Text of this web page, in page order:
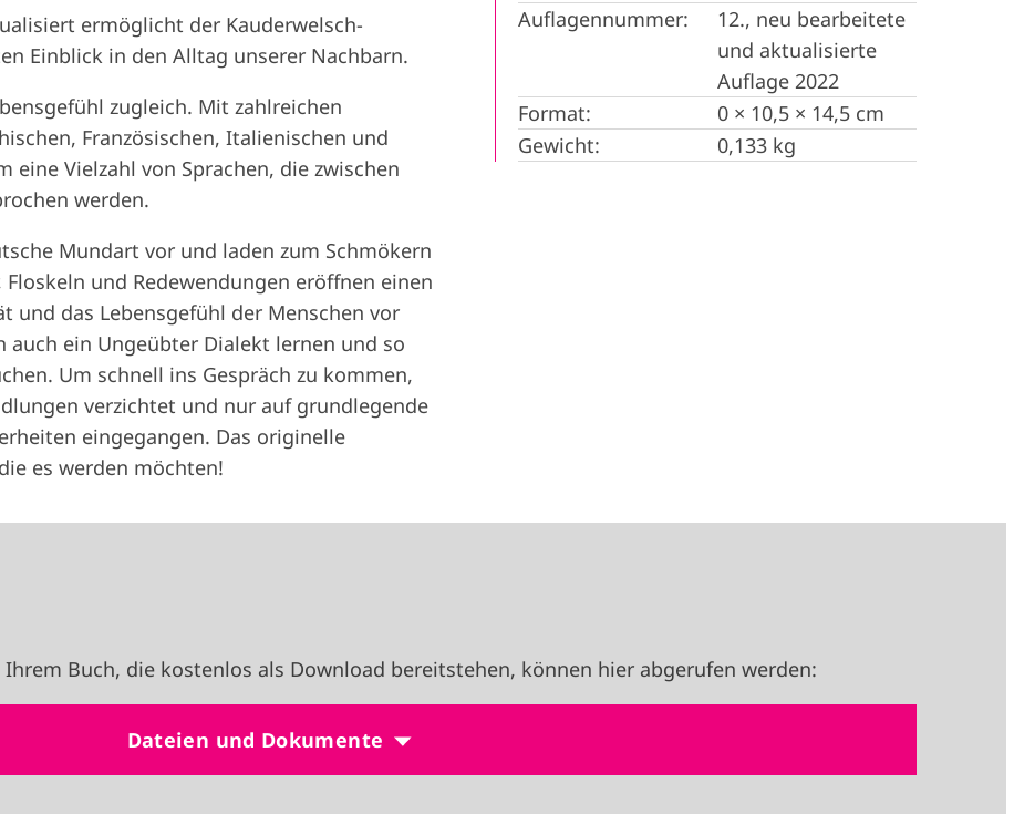
ermöglicht der Kauderwelsch-
Einblick in den Alltag unserer Nachbarn.
zugleich. Mit zahlreichen
Französischen, Italienischen und
Vielzahl von Sprachen, die zwischen
werden.
Mundart vor und laden zum Schmökern
und Redewendungen eröffnen einen
das Lebensgefühl der Menschen vor
ein Ungeübter Dialekt lernen und so
Um schnell ins Gespräch zu kommen,
verzichtet und nur auf grundlegende
eingegangen. Das originelle
es werden möchten!
Auflagennummer:
12., neu bearbeitete
und aktualisierte
Auflage 2022
Format:
0 × 10,5 × 14,5 cm
Gewicht:
0,133 kg
Buch, die kostenlos als Download bereitstehen, können hier abgerufen werden:
Dateien und Dokumente